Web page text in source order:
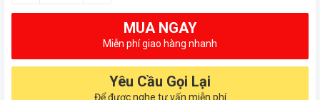
MUA NGAY
Miễn phí giao hàng nhanh
Yêu Cầu Gọi Lại
Để được nghe tư vấn miễn phí